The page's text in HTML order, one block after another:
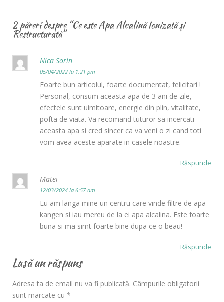
2 păreri despre “Ce este Apa Alcalină Ionizată şi
Restructurată”
Nica Sorin
05/04/2022 la 1:21 pm
Foarte bun articolul, foarte documentat, felicitari !
Personal, consum aceasta apa de 3 ani de zile,
efectele sunt uimitoare, energie din plin, vitalitate,
pofta de viata. Va recomand tuturor sa incercati
aceasta apa si cred sincer ca va veni o zi cand toti
vom avea aceste aparate in casele noastre.
Răspunde
Matei
12/03/2024 la 6:57 am
Eu am langa mine un centru care vinde filtre de apa
kangen si iau mereu de la ei apa alcalina. Este foarte
buna si ma simt foarte bine dupa ce o beau!
Răspunde
Lasă un răspuns
Adresa ta de email nu va fi publicată. Câmpurile obligatorii
sunt marcate cu *